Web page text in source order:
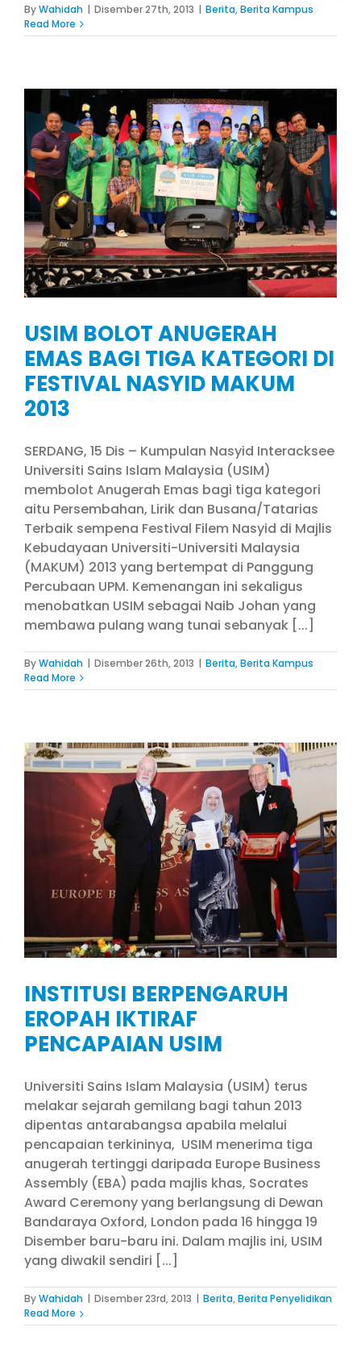
ByWahidah | Disember 27th, 2013 | Berita,Berita Kampus
Read More
USIM BOLOT ANUGERAH
EMAS BAGI TIGA KATEGORI DI
FESTIVAL NASYID MAKUM
2013
SERDANG, 15 Dis – Kumpulan Nasyid Interacksee
Universiti Sains Islam Malaysia (USIM)
membolot Anugerah Emas bagi tiga kategori
aitu Persembahan, Lirik dan Busana/Tatarias
Terbaik sempena Festival Filem Nasyid di Majlis
Kebudayaan Universiti-Universiti Malaysia
(MAKUM) 2013 yang bertempat di Panggung
Percubaan UPM. Kemenangan ini sekaligus
menobatkan USIM sebagai Naib Johan yang
membawa pulang wang tunai sebanyak [...]
ByWahidah | Disember 26th, 2013 | Berita,Berita Kampus
Read More
INSTITUSI BERPENGARUH
EROPAH IKTIRAF
PENCAPAIAN USIM
Universiti Sains Islam Malaysia (USIM) terus
melakar sejarah gemilang bagi tahun 2013
dipentas antarabangsa apabila melalui
pencapaian terkininya, USIM menerima tiga
anugerah tertinggi daripada Europe Business
Assembly (EBA) pada majlis khas, Socrates
Award Ceremony yang berlangsung di Dewan
Bandaraya Oxford, London pada 16 hingga 19
Disember baru-baru ini. Dalam majlis ini, USIM
yang diwakil sendiri [...]
ByWahidah | Disember 23rd, 2013 | Berita,Berita Penyelidikan
Read More